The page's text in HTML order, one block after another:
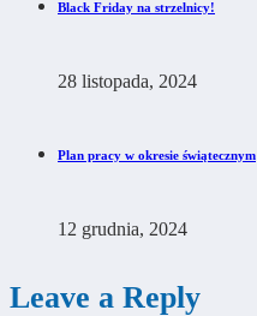
Black Friday na strzelnicy!
28 listopada, 2024
Plan pracy w okresie świątecznym
12 grudnia, 2024
Leave a Reply